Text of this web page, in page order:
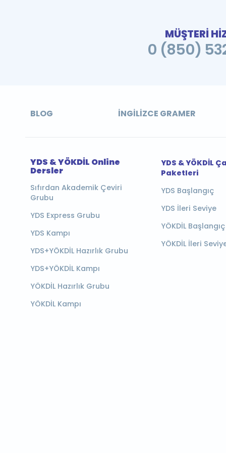
MÜŞTERİ
0 (850)
BLOG İNGILIZCE GRAMER
YDS & YÖKDİL Online
Dersler
Sıfırdan Akademik Çeviri
Grubu
YDS Express Grubu
YDS Kampı
YDS+YÖKDİL Hazırlık Grubu
YDS+YÖKDİL Kampı
YÖKDİL Hazırlık Grubu
YÖKDİL Kampı
YDS & YÖKDİL
Paketleri
YDS Başlangıç
YDS İleri Seviye
YÖKDİL Başlangıç
YÖKDİL İleri